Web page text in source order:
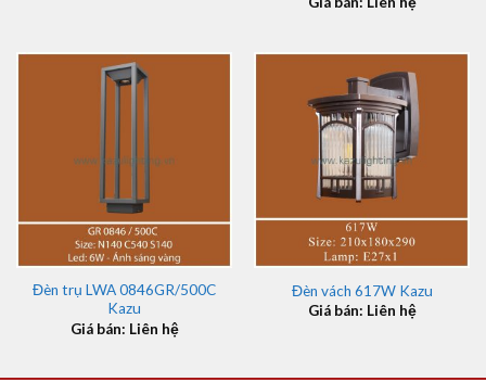
Đèn trụ LWA 0846GR/500C
Kazu
Giá bán: Liên hệ
Đèn vách 617W Kazu
Giá bán: Liên hệ